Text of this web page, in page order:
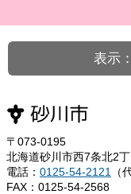
表示：
〒073-0195
北海道砂川市西7条北2
電話： 0125-54-2121
（
FAX：0125-54-2568